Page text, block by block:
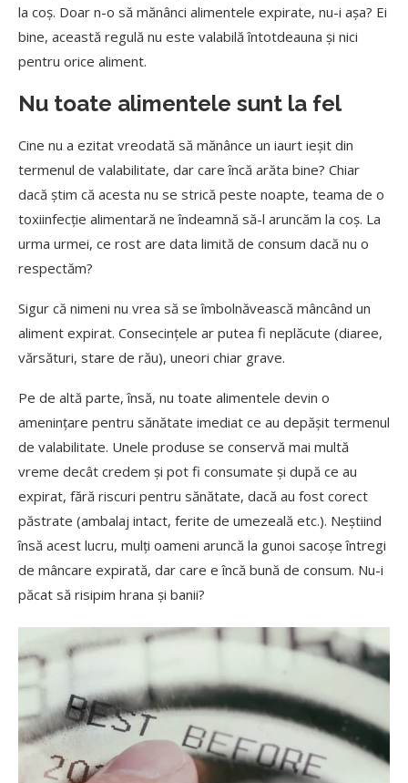
la coș. Doar n-o să mănânci alimentele expirate, nu-i așa? Ei
bine, această regulă nu este valabilă întotdeauna și nici
pentru orice aliment.
Nu toate alimentele sunt la fel
Cine nu a ezitat vreodată să mănânce un iaurt ieșit din
termenul de valabilitate, dar care încă arăta bine? Chiar
dacă știm că acesta nu se strică peste noapte, teama de o
toxiinfecție alimentară ne îndeamnă să-l aruncăm la coș. La
urma urmei, ce rost are data limită de consum dacă nu o
respectăm?
Sigur că nimeni nu vrea să se îmbolnăvească mâncând un
aliment expirat. Consecințele ar putea fi neplăcute (diaree,
vărsături, stare de rău), uneori chiar grave.
Pe de altă parte, însă, nu toate alimentele devin o
amenințare pentru sănătate imediat ce au depășit termenul
de valabilitate. Unele produse se conservă mai multă
vreme decât credem și pot fi consumate și după ce au
expirat, fără riscuri pentru sănătate, dacă au fost corect
păstrate (ambalaj intact, ferite de umezeală etc.). Neștiind
însă acest lucru, mulți oameni aruncă la gunoi sacoșe întregi
de mâncare expirată, dar care e încă bună de consum. Nu-i
păcat să risipim hrana și banii?